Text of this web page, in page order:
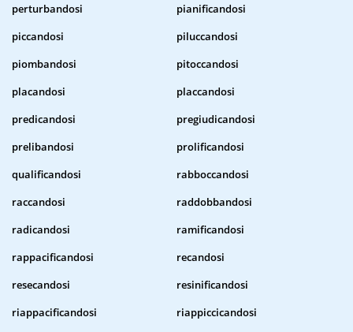
perturbandosi
pianificandosi
piccandosi
piluccandosi
piombandosi
pitoccandosi
placandosi
placcandosi
predicandosi
pregiudicandosi
prelibandosi
prolificandosi
qualificandosi
rabboccandosi
raccandosi
raddobbandosi
radicandosi
ramificandosi
rappacificandosi
recandosi
resecandosi
resinificandosi
riappacificandosi
riappiccicandosi